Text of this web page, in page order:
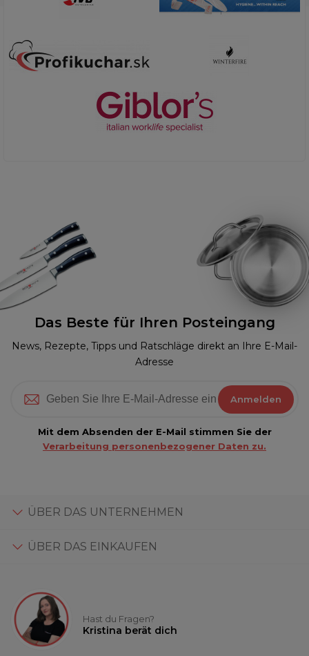
Das Beste für Ihren Posteingang
News, Rezepte, Tipps und Ratschläge direkt an Ihre E-Mail-
Adresse
Anmelden
Mit dem Absenden der E-Mail stimmen Sie der
Verarbeitung personenbezogener Daten zu.
ÜBER DAS UNTERNEHMEN
ÜBER DAS EINKAUFEN
Hast du Fragen?
Kristina berät dich